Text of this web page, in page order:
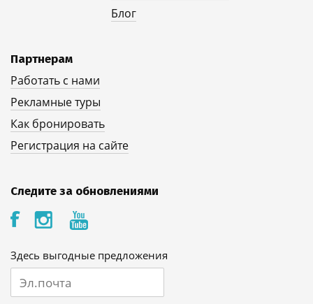
Блог
Партнерам
Работать с нами
Рекламные туры
Как бронировать
Регистрация на сайте
Следите за обновлениями
Здесь выгодные предложения